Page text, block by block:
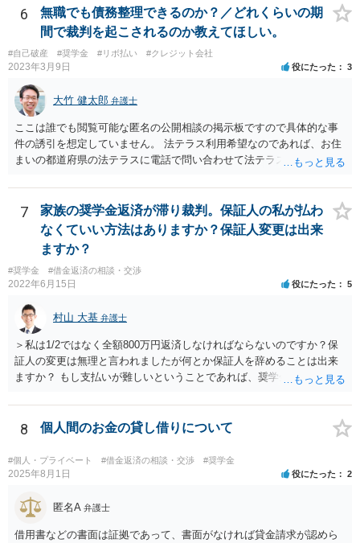
6
無職でも債務整理できるのか？／どれくらいの期
間で裁判を起こされるのか教えてほしい。
#自己破産 #奨学金 #リボ払い #クレジット会社
2023年3月9日 役にたった 3
大竹 健太郎 弁護士
ここは誰でも閲覧可能な匿名の公開相談の掲示板ですので具体的な事
件の誘引を想定していません。 法テラス利用希望なのであれば、お住
まいの都道府県の法テラスに電話で問い合わせて法テラス直轄の法律
法テラスと契約している弁護士しか担当しません。
7
家族の奨学金返済が滞り裁判。保証人の私が払わ
なくていい方法はありますか？保証人変更は出来
ますか？
#奨学金 #借金返済の相談・交渉
2022年6月15日 役にたった 5
村山 大基 弁護士
＞私は1/2ではなく全額800万円返済しなければならないのですか？保
証人の変更は無理と言われましたが何とか保証人を辞めることは出来
ますか？ もし支払いが難しいということであれば、奨学金について相
あれば、今のうちから弁護士に相談に行き、今後の対応についてアド
バイスを受けた方が、 不安が軽減されるかもしれません。
8 個人間のお金の貸し借りについて
#個人・プライベート #借金返済の相談・交渉 #奨学金
2025年8月1日 役にたった 2
匿名A 弁護士
借用書などの書面は証拠であって、書面がなければ貸金請求が認めら